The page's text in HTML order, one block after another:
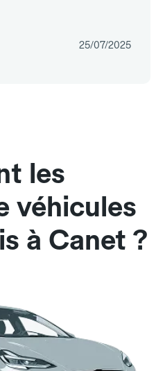
25/07/2025
les
véhicules
à Canet ?